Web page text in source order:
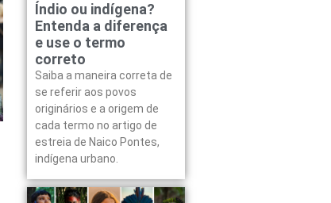
Índio ou indígena?
Entenda a diferença
e use o termo
correto
Saiba a maneira correta de
se referir aos povos
originários e a origem de
cada termo no artigo de
estreia de Naico Pontes,
indígena urbano.